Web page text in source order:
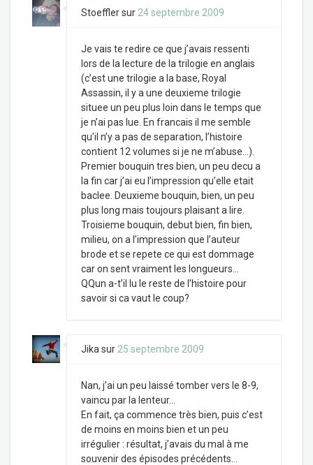
Stoefflersur 24 septembre 2009
Je vais te redire ce que j’avais ressenti
lors de la lecture de la trilogie en anglais
(c’est une trilogie a la base, Royal
Assassin, il y a une deuxieme trilogie
situee un peu plus loin dans le temps que
je n’ai pas lue. En francais il me semble
qu’il n’y a pas de separation, l’histoire
contient 12 volumes si je ne m’abuse…).
Premier bouquin tres bien, un peu decu a
la fin car j’ai eu l’impression qu’elle etait
baclee. Deuxieme bouquin, bien, un peu
plus long mais toujours plaisant a lire.
Troisieme bouquin, debut bien, fin bien,
milieu, on a l’impression que l’auteur
brode et se repete ce qui est dommage
car on sent vraiment les longueurs…
QQun a-t’il lu le reste de l’histoire pour
savoir si ca vaut le coup?
Jika sur 25 septembre 2009
Nan, j’ai un peu laissé tomber vers le 8-9,
vaincu par la lenteur…
En fait, ça commence très bien, puis c’est
de moins en moins bien et un peu
irrégulier : résultat, j’avais du mal à me
souvenir des épisodes précédents…